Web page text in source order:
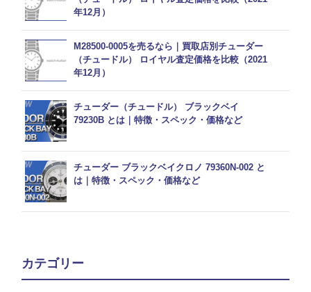
年12月）
M28500-0005を売るなら｜買取店別チューダー
（チュードル） ロイヤル査定価格を比較（2021
年12月）
チューダー（チュードル） ブラックベイ
79230B とは｜特徴・スペック・価格など
チューダー ブラックベイクロノ 79360N-002 と
は｜特徴・スペック・価格など
カテゴリー